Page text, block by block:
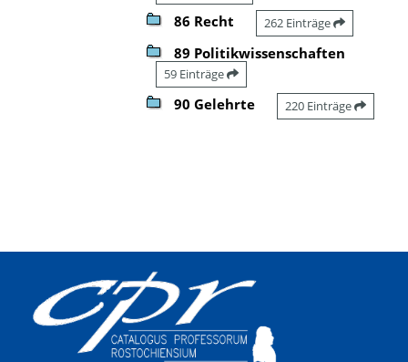
86 Recht 262 Einträge
89 Politikwissenschaften
59 Einträge
90 Gelehrte 220 Einträge